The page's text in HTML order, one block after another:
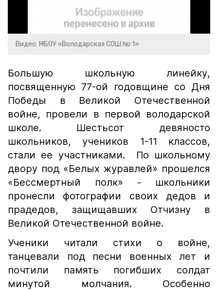
Video
Видео: МБОУ «Володарская СОШ № 1»
Большую школьную линейку,
посвященную 77-ой годовщине со Дня
Победы в Великой Отечественной
войне, провели в первой володарской
школе. Шестьсот девяносто
школьников, учеников 1-11 классов,
стали ее участниками. По школьному
двору под «Белых журавлей» прошелся
«Бессмертный полк» - школьники
пронесли фотографии своих дедов и
прадедов, защищавших Отчизну в
Великой Отечественной войне.
Ученики читали стихи о войне,
танцевали под песни военных лет и
почтили память погибших солдат
минутой молчания. Особенно